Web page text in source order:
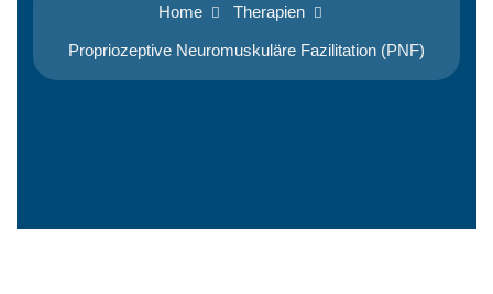
Home Therapien
Propriozeptive Neuro­muskuläre Fazilitation (PNF)